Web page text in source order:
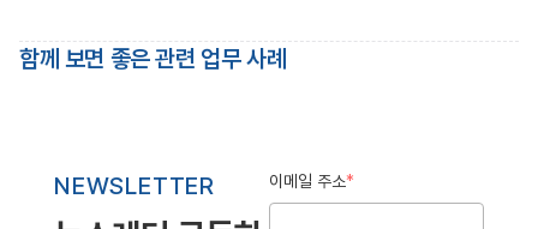
함께 보면 좋은 관련 업무 사례